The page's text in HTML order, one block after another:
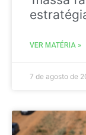
VER MATÉRIA »
7 de agosto de